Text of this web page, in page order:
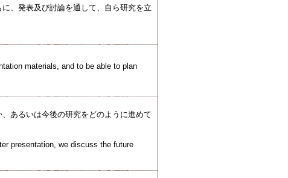
、発表及び討論を通して、自ら研究を立
materials, and to be able to plan
あるいは今後の研究をどのように進めて
presentation, we discuss the future